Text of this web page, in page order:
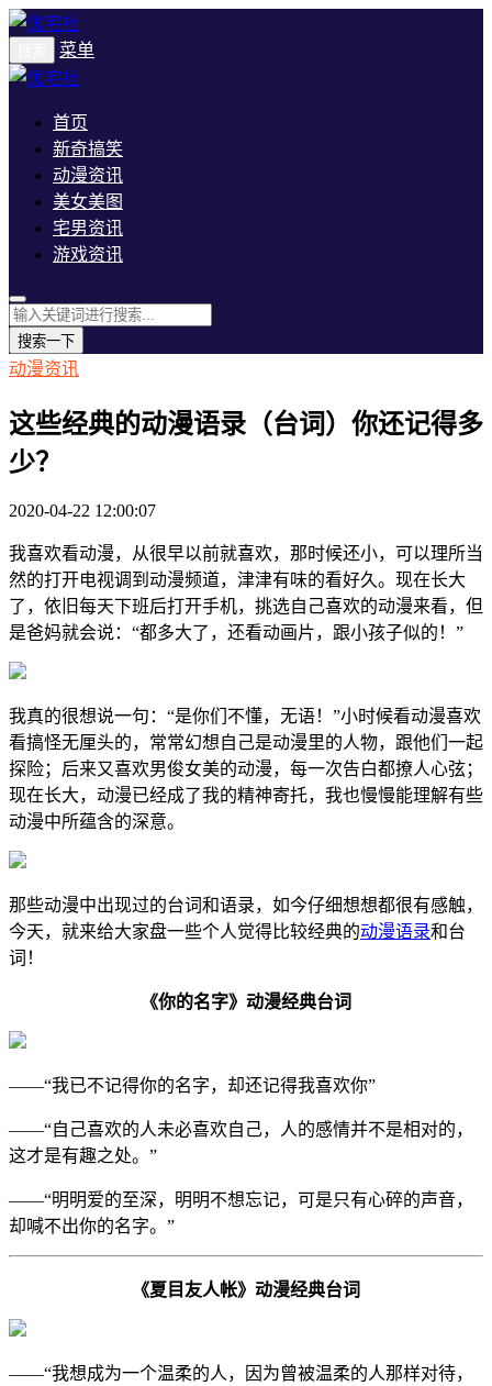
菜单
首页
新奇搞笑
动漫资讯
美女美图
宅男资讯
游戏资讯
搜索一下
动漫资讯
这些经典的动漫语录（台词）你还记得多
少？
2020-04-22 12:00:07
我喜欢看动漫，从很早以前就喜欢，那时候还小，可以理所当
然的打开电视调到动漫频道，津津有味的看好久。现在长大
了，依旧每天下班后打开手机，挑选自己喜欢的动漫来看，但
是爸妈就会说：“都多大了，还看动画片，跟小孩子似的！”
我真的很想说一句：“是你们不懂，无语！”小时候看动漫喜欢
看搞怪无厘头的，常常幻想自己是动漫里的人物，跟他们一起
探险；后来又喜欢男俊女美的动漫，每一次告白都撩人心弦；
现在长大，动漫已经成了我的精神寄托，我也慢慢能理解有些
动漫中所蕴含的深意。
那些动漫中出现过的台词和语录，如今仔细想想都很有感触，
今天，就来给大家盘一些个人觉得比较经典的动漫语录和台
词！
《你的名字》动漫经典台词
——“我已不记得你的名字，却还记得我喜欢你”
——“自己喜欢的人未必喜欢自己，人的感情并不是相对的，
这才是有趣之处。”
——“明明爱的至深，明明不想忘记，可是只有心碎的声音，
却喊不出你的名字。”
《夏目友人帐》动漫经典台词
——“我想成为一个温柔的人，因为曾被温柔的人那样对待，